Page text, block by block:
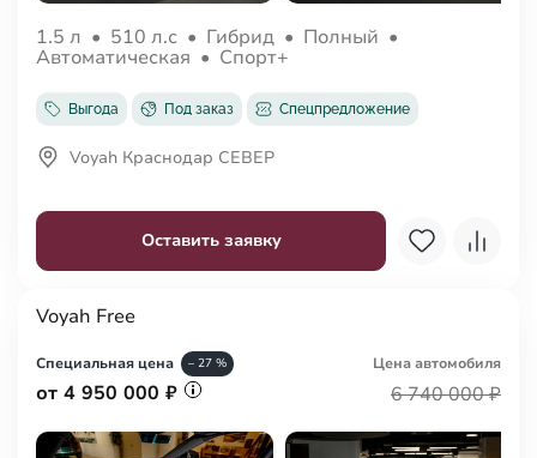
1.5 л • 510 л.с • Гибрид • Полный •
Автоматическая • Спорт+
Выгода Под заказ Спецпредложение
Оставить заявку
Voyah Краснодар СЕВЕР
Voyah Free
Специальная цена – 27 %
от 4 950 000 ₽
Цена автомобиля
6 740 000 ₽